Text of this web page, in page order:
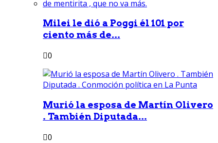
Milei le dió a Poggi él 101 por
ciento más de...
0
Murió la esposa de Martín Olivero
. También Diputada...
0